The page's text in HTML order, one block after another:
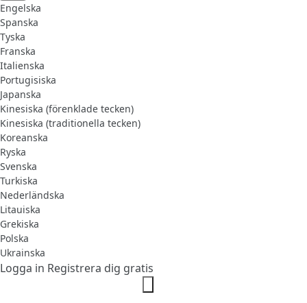
Engelska
Spanska
Tyska
Franska
Italienska
Portugisiska
Japanska
Kinesiska (förenklade tecken)
Kinesiska (traditionella tecken)
Koreanska
Ryska
Svenska
Turkiska
Nederländska
Litauiska
Grekiska
Polska
Ukrainska
Logga in Registrera dig gratis